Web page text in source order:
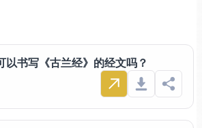
以书写《古兰经》的经文吗？